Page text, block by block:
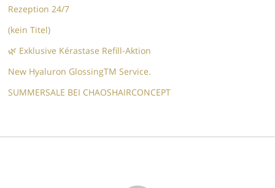
Rezeption 24/7
(kein Titel)
🌿 Exklusive Kérastase Refill-Aktion
New Hyaluron GlossingTM​ Service.​
SUMMERSALE BEI CHAOSHAIRCONCEPT